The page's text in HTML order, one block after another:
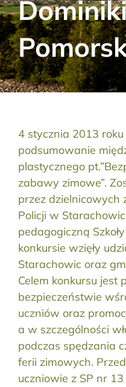
Aktualności
Kontakt
RODO
4 stycznia 2013 roku
podsumowanie
plastycznego
zabawy zimowe”.
przez dzielnicowych
Policji w
pedagogiczną
konkursie wzięły
Starachowic oraz
Celem konkursu
bezpieczeństwie
uczniów oraz
a w szczególności
podczas spędzania
ferii zimowych.
uczniowie z SP nr